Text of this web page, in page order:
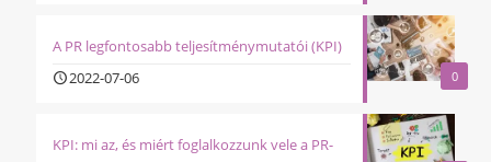
0
A PR legfontosabb teljesítménymutatói (KPI)
2022-07-06
KPI: mi az, és miért foglalkozzunk vele a PR-